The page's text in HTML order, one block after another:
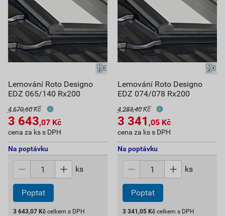
Lemování Roto Designo
EDZ 065/140 Rx200
4 670,60 Kč
3 643,07 Kč
cena za ks s DPH
Na poptávku
ks
Poptat
3 643,07 Kč celkem s DPH
Lemování Roto Designo
EDZ 074/078 Rx200
4 283,40 Kč
3 341 ,05 Kč
cena za ks s DPH
Na poptávku
ks
Poptat
3 341,05 Kč celkem s DPH